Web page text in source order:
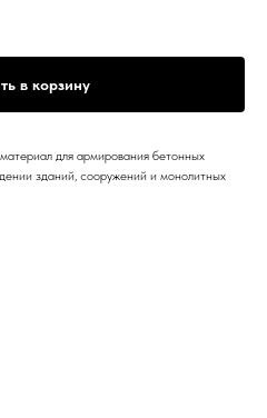
в корзину
для армирования бетонных
зданий, сооружений и монолитных